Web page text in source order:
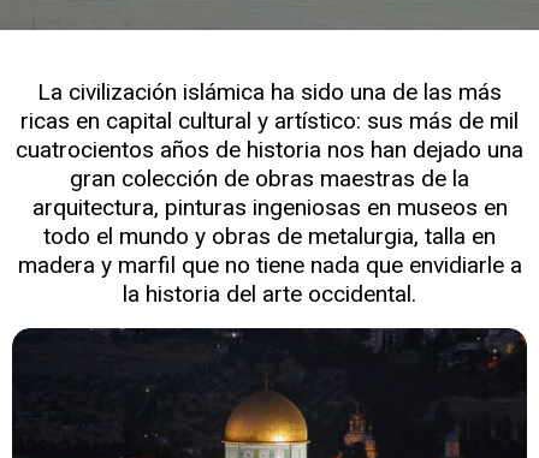
La civilización islámica ha sido una de las más
ricas en capital cultural y artístico: sus más de mil
cuatrocientos años de historia nos han dejado una
gran colección de obras maestras de la
arquitectura, pinturas ingeniosas en museos en
todo el mundo y obras de metalurgia, talla en
madera y marfil que no tiene nada que envidiarle a
la historia del arte occidental.